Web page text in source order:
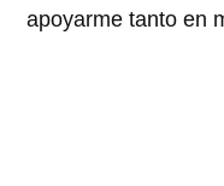
apoyarme tanto en